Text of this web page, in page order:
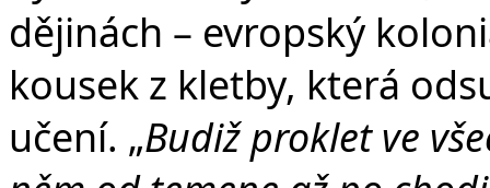
dějinách – evropský
kousek z kletby, která
učení. „Budiž proklet ve